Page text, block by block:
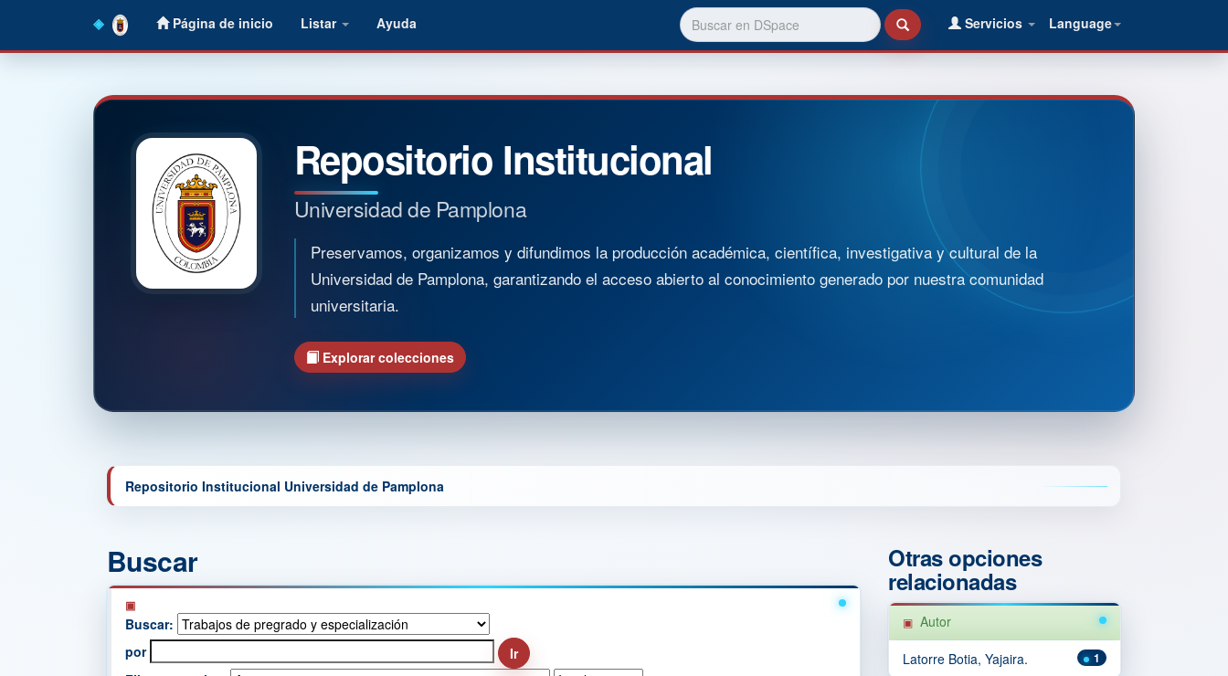
Página de inicio Listar Ayuda Language
Servicios
Repositorio Institucional
Universidad de Pamplona
Preservamos, organizamos y difundimos la producción académica, científica, investigativa y cultural de la
Universidad de Pamplona, garantizando el acceso abierto al conocimiento generado por nuestra comunidad
universitaria.
Explorar colecciones
Repositorio Institucional Universidad de Pamplona
Buscar
Buscar:
por
Otras opciones
relacionadas
Autor
1
Latorre Botia, Yajaira.